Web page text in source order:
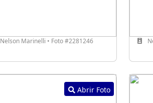
Nelson Marinelli • Foto #2281246
Abrir Foto